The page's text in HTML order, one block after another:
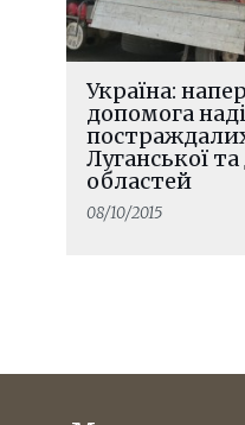
Україна:
допомога
Луганської
областей
08/10/2015